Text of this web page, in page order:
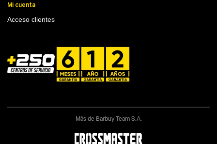
Mi cuenta
Acceso clientes
Más de Barbuy Team S.A.